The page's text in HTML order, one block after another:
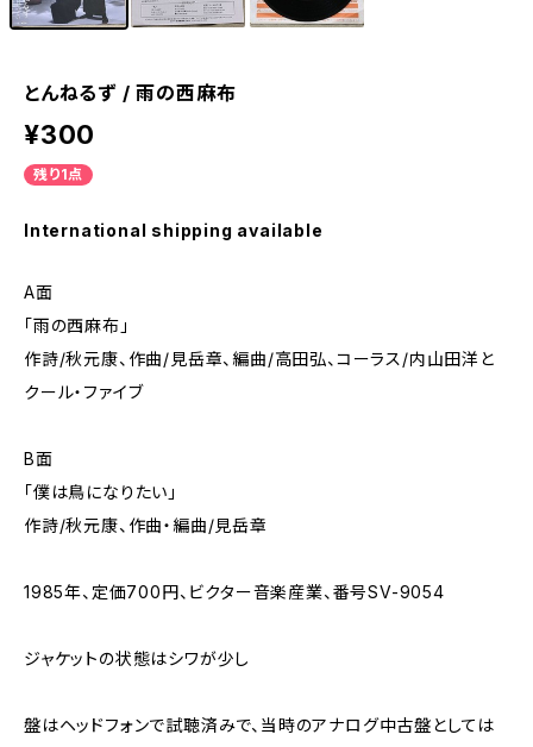
とんねるず / 雨の西麻布
¥300
残り1点
International shipping available
A面
「雨の西麻布」
作詩/秋元康、作曲/見岳章、編曲/高田弘、コーラス/内山田洋と
クール・ファイブ
B面
「僕は鳥になりたい」
作詩/秋元康、作曲・編曲/見岳章
1985年、定価700円、ビクター音楽産業、番号SV-9054
ジャケットの状態はシワが少し
盤はヘッドフォンで試聴済みで、当時のアナログ中古盤としては